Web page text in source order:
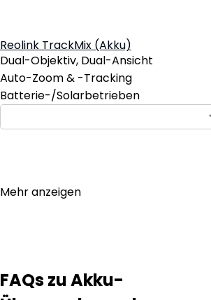
Reolink TrackMix (Akku)
Dual-Objektiv, Dual-Ansicht
Auto-Zoom & -Tracking
Batterie-/Solarbetrieben
Mehr anzeigen
FAQs zu Akku-